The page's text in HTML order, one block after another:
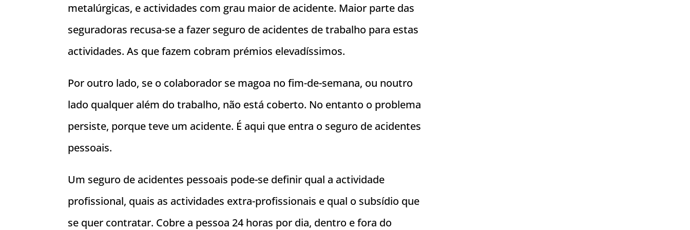
metalúrgicas, e actividades com grau maior de acidente. Maior parte das
seguradoras recusa-se a fazer seguro de acidentes de trabalho para estas
actividades. As que fazem cobram prémios elevadíssimos.
Por outro lado, se o colaborador se magoa no fim-de-semana, ou noutro
lado qualquer além do trabalho, não está coberto. No entanto o problema
persiste, porque teve um acidente. É aqui que entra o seguro de acidentes
pessoais.
Um seguro de acidentes pessoais pode-se definir qual a actividade
profissional, quais as actividades extra-profissionais e qual o subsídio que
se quer contratar. Cobre a pessoa 24 horas por dia, dentro e fora do